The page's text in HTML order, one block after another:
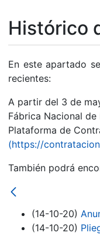
Mostrar/Ocultar
Mostrar/Ocultar
Mostrar/Ocultar
Histórico
En este apartado
recientes:
A partir del 3 de
Fábrica Nacional
Plataforma de
(https://
También podrá
(14-10-20)
(14-10-20)